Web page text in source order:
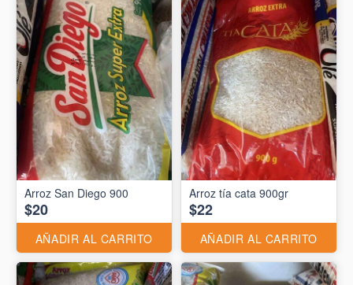
Arroz San Diego 900
$20
AÑADIR AL CARRITO
Arroz tía cata 900gr
$22
AÑADIR AL CARRITO